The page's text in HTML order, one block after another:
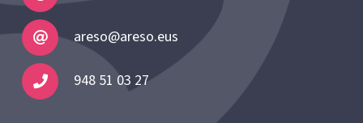
areso@areso.eus
948 51 03 27